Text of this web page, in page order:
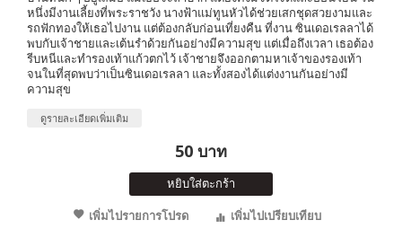
หนึ่งมีงานเลี้ยงที่พระราชวัง นางฟ้าแม่ทูนหัวได้ช่วยเสกชุดสวยงามและ
รถฟักทองให้เธอไปงาน แต่ต้องกลับก่อนเที่ยงคืน ที่งาน ซินเดอเรลลาได้
พบกับเจ้าชายและเต้นรำด้วยกันอย่างมีความสุข แต่เมื่อถึงเวลา เธอต้อง
รีบหนีและทำรองเท้าแก้วตกไว้ เจ้าชายจึงออกตามหาเจ้าของรองเท้า
จนในที่สุดพบว่าเป็นซินเดอเรลลา และทั้งสองได้แต่งงานกันอย่างมี
ความสุข
ดูรายละเอียดเพิ่มเติม
50 บาท
หยิบใส่ตะกร้า
เพิ่มไปรายการโปรด
เพิ่มไปเปรียบเทียบ